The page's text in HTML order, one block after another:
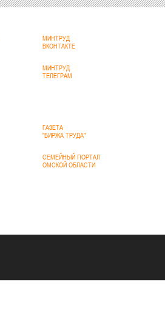
МИНТРУД
ВКОНТАКТЕ
МИНТРУД
ТЕЛЕГРАМ
ГАЗЕТА
"БИРЖА ТРУДА"
СЕМЕЙНЫЙ ПОРТАЛ
ОМСКОЙ ОБЛАСТИ